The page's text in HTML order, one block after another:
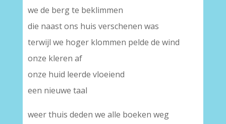
we de berg te beklimmen
die naast ons huis verschenen was
terwijl we hoger klommen pelde de wind
onze kleren af
onze huid leerde vloeiend
een nieuwe taal
weer thuis deden we alle boeken weg